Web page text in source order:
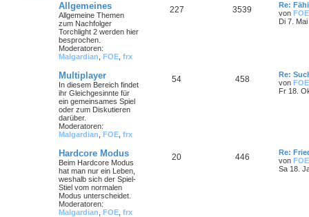
Allgemeines
Allgemeine Themen
zum Nachfolger
Torchlight 2 werden hier
besprochen.
Moderatoren:
Malgardian FOE frx
227 3539
Re:
von FOE
Di 7.
Multiplayer
In diesem Bereich findet
ihr Gleichgesinnte für
ein gemeinsames Spiel
oder zum Diskutieren
darüber.
Moderatoren:
Malgardian FOE frx
54 458
Re:
von FOE
Fr 18.
Hardcore Modus
Beim Hardcore Modus
hat man nur ein Leben,
weshalb sich der Spiel-
Stiel vom normalen
Modus unterscheidet.
Moderatoren:
Malgardian FOE frx
20 446
Re:
von FOE
Sa 18.